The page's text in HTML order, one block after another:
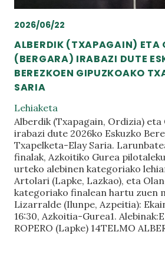
2026/06/22
ALBERDIK (TXAPAGAIN) ETA
(BERGARA) IRABAZI DUTE
BEREZKOEN GIPUZKOAKO
SARIA
Lehiaketa
Alberdik (Txapagain, Ordizia)
irabazi dute 2026ko Eskuzko
Txapelketa-Elay Saria.
finalak, Azkoitiko Gurea
urteko alebinen kategoriako
Artolari (Lapke, Lazkao), eta
kategoriako finalean hartu zuen
Lizarralde (Ilunpe, Azpeitia):
16:30, Azkoitia-Gurea1.
ROPERO (Lapke) 14TELMO